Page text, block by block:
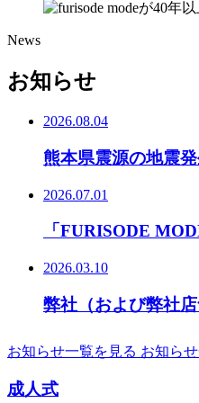
News
お知らせ
2026.08.04
熊本県震源の地震
2026.07.01
「FURISODE
2026.03.10
弊社（および弊社
お知らせ一覧を見る お知ら
成人式